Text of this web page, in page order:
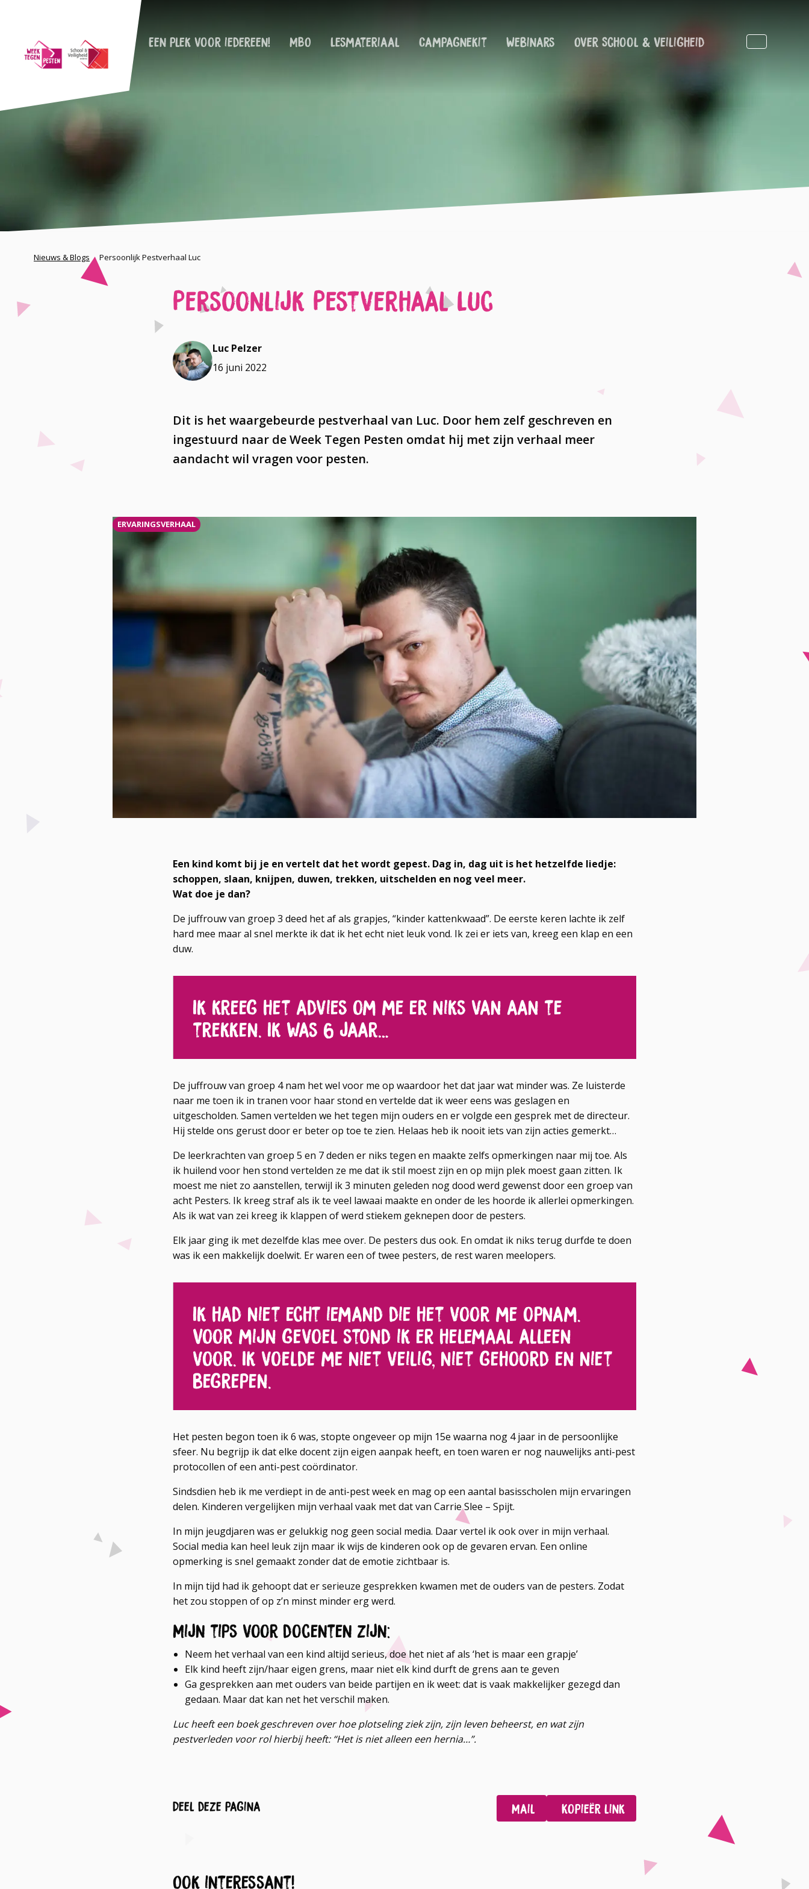
Een plek voor iedereen! MBO Lesmateriaal Campagnekit Webinars Over School & Veiligheid Zoeken
Nieuws & Blogs Persoonlijk Pestverhaal Luc
Persoonlijk Pestverhaal Luc
Luc Pelzer
16 juni 2022
Dit is het waargebeurde pestverhaal van Luc. Door hem zelf geschreven en
ingestuurd naar de Week Tegen Pesten omdat hij met zijn verhaal meer
aandacht wil vragen voor pesten.
ERVARINGSVERHAAL
Een kind komt bij je en vertelt dat het wordt gepest. Dag in, dag uit is het hetzelfde liedje:
schoppen, slaan, knijpen, duwen, trekken, uitschelden en nog veel meer.
Wat doe je dan?
De juffrouw van groep 3 deed het af als grapjes, “kinder kattenkwaad”. De eerste keren lachte ik zelf
hard mee maar al snel merkte ik dat ik het echt niet leuk vond. Ik zei er iets van, kreeg een klap en een
duw.
Ik kreeg het advies om me er niks van aan te
trekken. Ik was 6 jaar…
De juffrouw van groep 4 nam het wel voor me op waardoor het dat jaar wat minder was. Ze luisterde
naar me toen ik in tranen voor haar stond en vertelde dat ik weer eens was geslagen en
uitgescholden. Samen vertelden we het tegen mijn ouders en er volgde een gesprek met de directeur.
Hij stelde ons gerust door er beter op toe te zien. Helaas heb ik nooit iets van zijn acties gemerkt…
De leerkrachten van groep 5 en 7 deden er niks tegen en maakte zelfs opmerkingen naar mij toe. Als
ik huilend voor hen stond vertelden ze me dat ik stil moest zijn en op mijn plek moest gaan zitten. Ik
moest me niet zo aanstellen, terwijl ik 3 minuten geleden nog dood werd gewenst door een groep van
acht Pesters. Ik kreeg straf als ik te veel lawaai maakte en onder de les hoorde ik allerlei opmerkingen.
Als ik wat van zei kreeg ik klappen of werd stiekem geknepen door de pesters.
Elk jaar ging ik met dezelfde klas mee over. De pesters dus ook. En omdat ik niks terug durfde te doen
was ik een makkelijk doelwit. Er waren een of twee pesters, de rest waren meelopers.
Ik had niet echt iemand die het voor me opnam.
Voor mijn gevoel stond ik er helemaal alleen
voor. Ik voelde me niet veilig, niet gehoord en niet
begrepen.
Het pesten begon toen ik 6 was, stopte ongeveer op mijn 15e waarna nog 4 jaar in de persoonlijke
sfeer. Nu begrijp ik dat elke docent zijn eigen aanpak heeft, en toen waren er nog nauwelijks anti-pest
protocollen of een anti-pest coördinator.
Sindsdien heb ik me verdiept in de anti-pest week en mag op een aantal basisscholen mijn ervaringen
delen. Kinderen vergelijken mijn verhaal vaak met dat van Carrie Slee – Spijt.
In mijn jeugdjaren was er gelukkig nog geen social media. Daar vertel ik ook over in mijn verhaal.
Social media kan heel leuk zijn maar ik wijs de kinderen ook op de gevaren ervan. Een online
opmerking is snel gemaakt zonder dat de emotie zichtbaar is.
In mijn tijd had ik gehoopt dat er serieuze gesprekken kwamen met de ouders van de pesters. Zodat
het zou stoppen of op z’n minst minder erg werd.
Mijn tips voor docenten zijn:
Neem het verhaal van een kind altijd serieus, doe het niet af als ‘het is maar een grapje’
Elk kind heeft zijn/haar eigen grens, maar niet elk kind durft de grens aan te geven
Ga gesprekken aan met ouders van beide partijen en ik weet: dat is vaak makkelijker gezegd dan
gedaan. Maar dat kan net het verschil maken.
Luc heeft een boek geschreven over hoe plotseling ziek zijn, zijn leven beheerst, en wat zijn
pestverleden voor rol hierbij heeft: “Het is niet alleen een hernia…”.
Deel deze pagina
Deel
op
Deel
op
Mail Kopieër link
Ook interessant!